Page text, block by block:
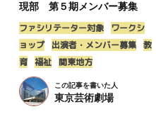
現部 第５期メンバー募集
ファシリテーター対象
ワークシ
ョップ
出演者・メンバー募集 教
育 福祉 関東地方
この記事を書いた人
東京芸術劇場